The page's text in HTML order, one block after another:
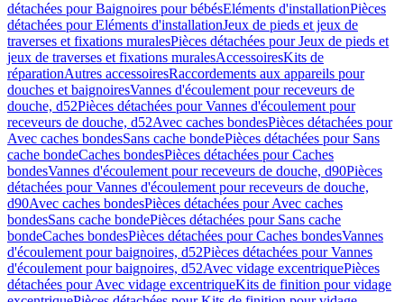
détachées pour Baignoires pour bébésEléments d'installationPièces
détachées pour Eléments d'installationJeux de pieds et jeux de
traverses et fixations muralesPièces détachées pour Jeux de pieds et
jeux de traverses et fixations muralesAccessoiresKits de
réparationAutres accessoiresRaccordements aux appareils pour
douches et baignoiresVannes d'écoulement pour receveurs de
douche, d52Pièces détachées pour Vannes d'écoulement pour
receveurs de douche, d52Avec caches bondesPièces détachées pour
Avec caches bondesSans cache bondePièces détachées pour Sans
cache bondeCaches bondesPièces détachées pour Caches
bondesVannes d'écoulement pour receveurs de douche, d90Pièces
détachées pour Vannes d'écoulement pour receveurs de douche,
d90Avec caches bondesPièces détachées pour Avec caches
bondesSans cache bondePièces détachées pour Sans cache
bondeCaches bondesPièces détachées pour Caches bondesVannes
d'écoulement pour baignoires, d52Pièces détachées pour Vannes
d'écoulement pour baignoires, d52Avec vidage excentriquePièces
détachées pour Avec vidage excentriqueKits de finition pour vidage